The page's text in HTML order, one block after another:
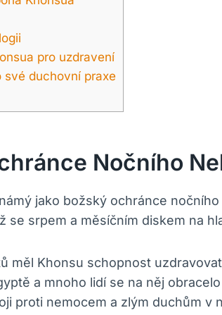
pro uzdravení
své duchovní praxe
Nočního
jako božský ochránce
se srpem a měsíčním diskem na
měl Khonsu schopnost
a mnoho lidí se na něj
proti nemocem a zlým duchům v